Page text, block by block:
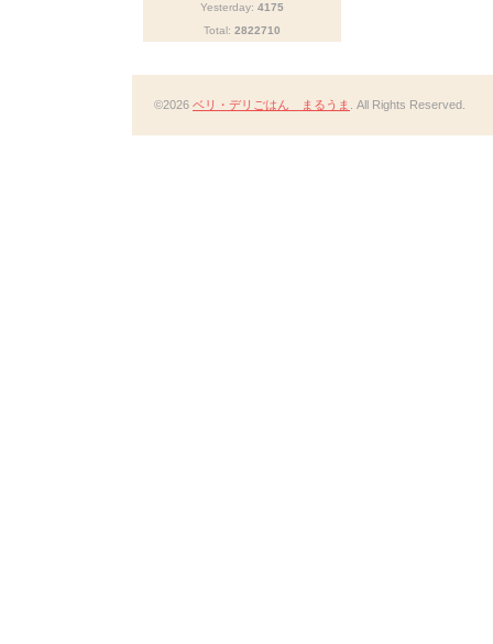
Yesterday: 4175
Total: 2822710
©2026 ベリ・デリごはん まるうま . All Rights Reserved.